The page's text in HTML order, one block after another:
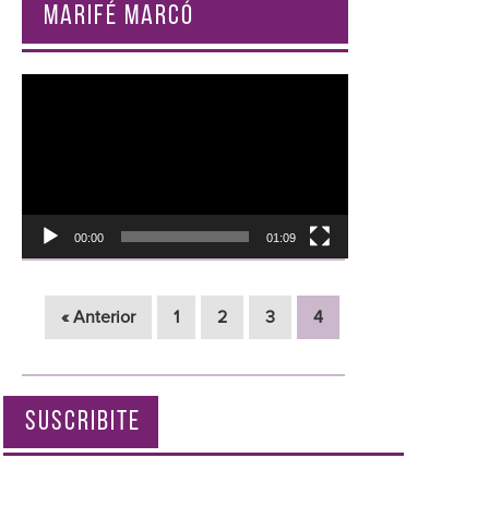
MARIFÉ MARCÓ
00:00 01:09
« Anterior 1 2 3 4
SUSCRIBITE